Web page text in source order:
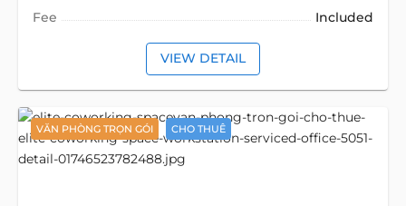
Fee Included
VIEW DETAIL
VĂN PHÒNG TRỌN GÓI CHO THUÊ